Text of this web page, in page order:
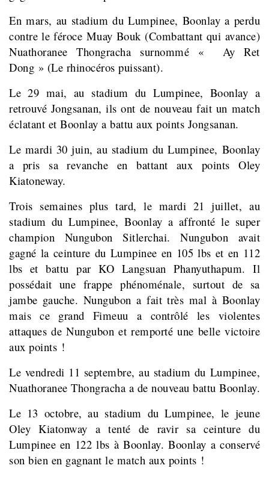
En mars, au stadium du Lumpinee, Boonlay a perdu
contre le féroce Muay Bouk (Combattant qui avance)
Nuathoranee Thongracha surnommé « Ay Ret
Dong » (Le rhinocéros puissant).
Le 29 mai, au stadium du Lumpinee, Boonlay a
retrouvé Jongsanan, ils ont de nouveau fait un match
éclatant et Boonlay a battu aux points Jongsanan.
Le mardi 30 juin, au stadium du Lumpinee, Boonlay
a pris sa revanche en battant aux points Oley
Kiatoneway.
Trois semaines plus tard, le mardi 21 juillet, au
stadium du Lumpinee, Boonlay a affronté le super
champion Nungubon Sitlerchai. Nungubon avait
gagné la ceinture du Lumpinee en 105 lbs et en 112
lbs et battu par KO Langsuan Phanyuthapum. Il
possédait une frappe phénoménale, surtout de sa
jambe gauche. Nungubon a fait très mal à Boonlay
mais ce grand Fimeuu a contrôlé les violentes
attaques de Nungubon et remporté une belle victoire
aux points !
Le vendredi 11 septembre, au stadium du Lumpinee,
Nuathoranee Thongracha a de nouveau battu Boonlay.
Le 13 octobre, au stadium du Lumpinee, le jeune
Oley Kiatonway a tenté de ravir sa ceinture du
Lumpinee en 122 lbs à Boonlay. Boonlay a conservé
son bien en gagnant le match aux points !